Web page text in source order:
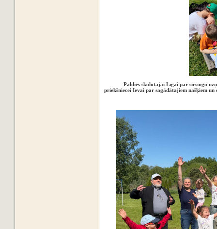
Paldies skolotājai Līgai par sirsnīgo
priekšniecei Ievai par sagādātajiem našķiem